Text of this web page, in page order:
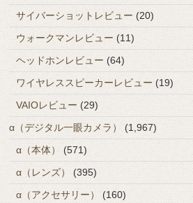
サイバーショットレビュー (20)
ウォークマンレビュー (11)
ヘッドホンレビュー (64)
ワイヤレススピーカーレビュー (19)
VAIOレビュー (29)
α（デジタル一眼カメラ）
(1,967)
α（本体）
(571)
α（レンズ）
(395)
α（アクセサリー）
(160)